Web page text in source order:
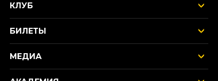
КЛУБ
БИЛЕТЫ
МЕДИА